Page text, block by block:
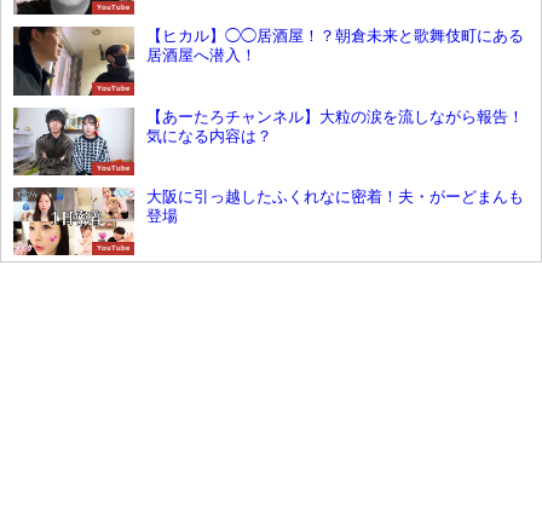
YouTube
YouTube
【ヒカル】◯◯居酒屋！？朝倉未来と歌舞伎町にある
居酒屋へ潜入！
YouTube
【あーたろチャンネル】大粒の涙を流しながら報告！
気になる内容は？
YouTube
大阪に引っ越したふくれなに密着！夫・がーどまんも
登場